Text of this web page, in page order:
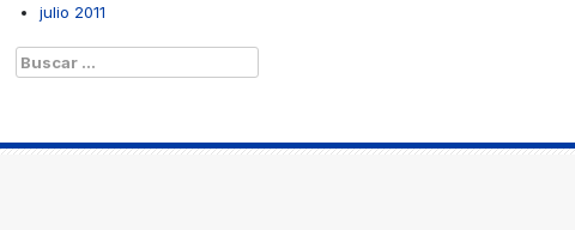
julio 2011
Buscar: